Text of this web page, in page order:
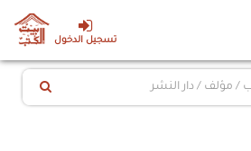
تسجيل الدخول